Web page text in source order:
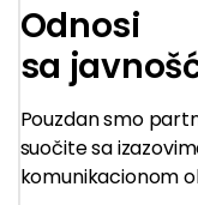
Odnosi
sa
Pouzdan smo
suočite sa
komunikacionom